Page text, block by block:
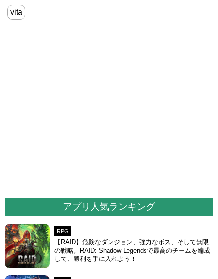
vita
アプリ人気ランキング
RPG
【RAID】危険なダンジョン、強力なボス、そして無限
の戦略。RAID: Shadow Legendsで最高のチームを編成
して、勝利を手に入れよう！